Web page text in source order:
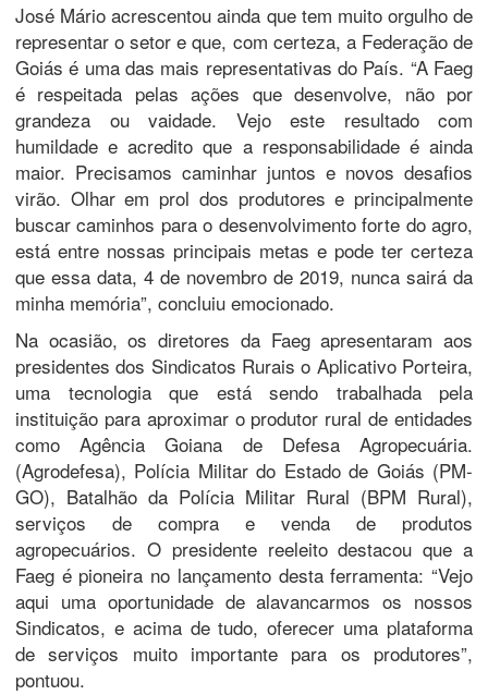
José Mário acrescentou ainda que tem muito orgulho de
representar o setor e que, com certeza, a Federação de
Goiás é uma das mais representativas do País. “A Faeg
é respeitada pelas ações que desenvolve, não por
grandeza ou vaidade. Vejo este resultado com
humildade e acredito que a responsabilidade é ainda
maior. Precisamos caminhar juntos e novos desafios
virão. Olhar em prol dos produtores e principalmente
buscar caminhos para o desenvolvimento forte do agro,
está entre nossas principais metas e pode ter certeza
que essa data, 4 de novembro de 2019, nunca sairá da
minha memória”, concluiu emocionado.
Na ocasião, os diretores da Faeg apresentaram aos
presidentes dos Sindicatos Rurais o Aplicativo Porteira,
uma tecnologia que está sendo trabalhada pela
instituição para aproximar o produtor rural de entidades
como Agência Goiana de Defesa Agropecuária.
(Agrodefesa), Polícia Militar do Estado de Goiás (PM-
GO), Batalhão da Polícia Militar Rural (BPM Rural),
serviços de compra e venda de produtos
agropecuários. O presidente reeleito destacou que a
Faeg é pioneira no lançamento desta ferramenta: “Vejo
aqui uma oportunidade de alavancarmos os nossos
Sindicatos, e acima de tudo, oferecer uma plataforma
de serviços muito importante para os produtores”,
pontuou.